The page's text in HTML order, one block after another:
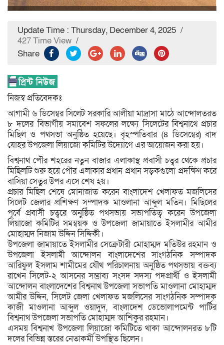
Update Time : Thursday, December 4, 2025 /
427 Time View /
Share
নিজস্ব প্রতিবেদকঃ
আগামী ৬ ডিসেম্বর সিলেট সরকারি আলীয়া মাদ্রাসা মাঠে আন্দোলতরত
৮ দলের বিভাগীয় সমাবেশ সফলের লক্ষ্যে সিলেটের বিশ্বনাথে প্রচার
মিছিল ও পথসভা অনুষ্ঠিত হয়েছে। বৃহস্পতিবার (৪ ডিসেম্বের) বাদ
যোহর উপজেলা লিয়াজো কমিটির উদ্যোগে এর আয়োজন করা হয়।
বিশ্বনাথ পৌর শহরের নতুন বাজার এলাকাস্থ প্রবাসী চত্বর থেকে প্রচার
মিছিলটি শুরু হয়ে পৌর এলাকার প্রধান প্রধান সড়কগুলো প্রদক্ষিণ করে
বাসিয়া সেতুর উপর এসে শেষ হয়।
প্রচার মিছিল শেষে মোনাজাত করেন বাংলাদেশ খেলাফত মজলিসের
সিলেট জেলার প্রশিক্ষণ সম্পাদক মাওলানা আব্দুল মতিন। মিছিলের
পূর্বে প্রবাসী চত্বরে অনুষ্ঠিত পথসভায় সভাপতিত্ব করেন উপজেলা
লিয়াজো কমিটির সমম্বয়ক ও উপজেলা জামায়াতে ইসলামীর আমীর
মোহাম্মদ নিজাম উদ্দিন সিদ্দিকী।
উপজেলা জামায়াতে ইসলামীর সেক্রেটারী মোহাম্মদ মতিউর রহমান ও
উপজেলা ইসলামী আন্দোলন বাংলাদেশের সাংগঠনিক সম্পাদক
আরিফুল ইসলাম শামীমের যৌথ পরিচালনায় অনুষ্ঠিত পথসভায় বক্তব্য
রাখেন সিলেট-২ আসনের সম্ভাব্য সংসদ সদস্য পদপ্রার্থী ও ইসলামী
আন্দোলন বাংলাদেশের বিশ্বনাথ উপজেলা সভাপতি মাওলানা মোহাম্মদ
আমীর উদ্দিন, সিলেট জেলা খেলাফত মজলিসের সাংগঠনিক সম্পাদক
কাজী মাওলানা আব্দুল ওয়াদুদ, বাংলাদেশ ডেভোলাপমেন্ট পার্টির
বিশ্বনাথ উপজেলা সভাপতি মোহাম্মদ আশিকুর রহমান।
এসময় বিশ্বনাখ উপজেলা লিয়াজো কমিটিতে থাকা আন্দোলনরত ৮টি
দলের বিভিন্ন স্তরের নেতাকর্মী উপস্থিত ছিলেন।